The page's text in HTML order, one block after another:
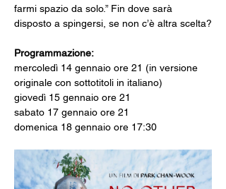
farmi spazio da solo.” Fin dove sarà
disposto a spingersi, se non c’è altra scelta?
Programmazione:
mercoledì 14 gennaio ore 21 (in versione
originale con sottotitoli in italiano)
giovedì 15 gennaio ore 21
sabato 17 gennaio ore 21
domenica 18 gennaio ore 17:30